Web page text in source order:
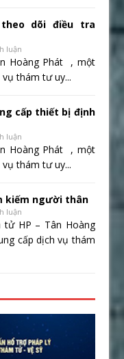
dõi điều tra
luận
Hoàng Phát , một
thám tư uy...
cấp thiết bị định
luận
Hoàng Phát , một
thám tư uy...
kiếm người thân
luận
HP – Tân Hoàng
cấp dịch vụ thám